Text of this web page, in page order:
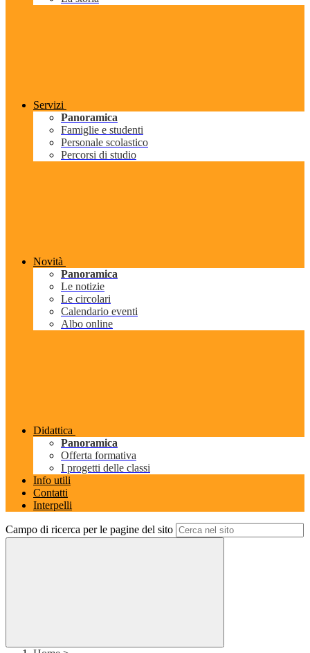
Servizi
Panoramica
Famiglie e studenti
Personale scolastico
Percorsi di studio
Novità
Panoramica
Le notizie
Le circolari
Calendario eventi
Albo online
Didattica
Panoramica
Offerta formativa
I progetti delle classi
Info utili
Contatti
Interpelli
Campo di ricerca per le pagine del sito